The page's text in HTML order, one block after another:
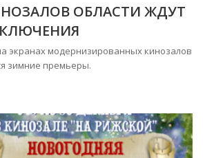
ОБЛАСТИ ЖДУТ
экранах модернизированных кинозалов
зимние премьеры.